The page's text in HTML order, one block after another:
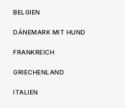
BELGIEN
DÄNEMARK MIT HUND
FRANKREICH
GRIECHENLAND
ITALIEN